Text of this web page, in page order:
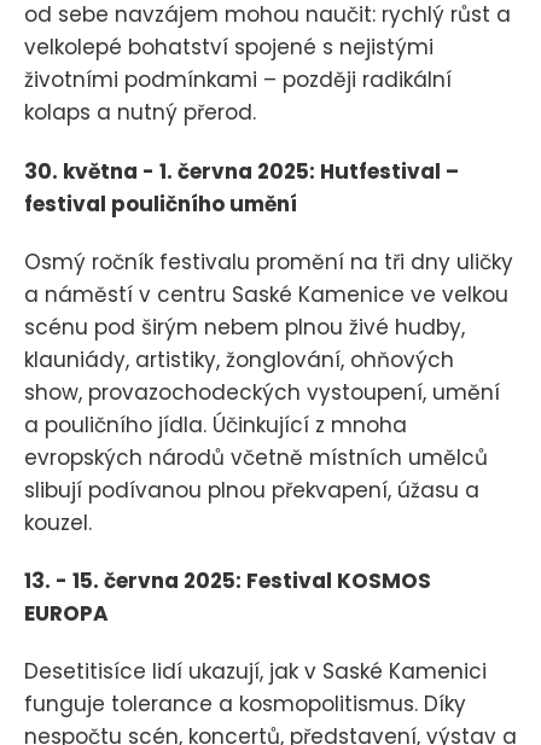
od sebe navzájem mohou naučit: rychlý růst a
velkolepé bohatství spojené s nejistými
životními podmínkami – později radikální
kolaps a nutný přerod.
30. května - 1. června 2025: Hutfestival –
festival pouličního umění
Osmý ročník festivalu promění na tři dny uličky
a náměstí v centru Saské Kamenice ve velkou
scénu pod širým nebem plnou živé hudby,
klauniády, artistiky, žonglování, ohňových
show, provazochodeckých vystoupení, umění
a pouličního jídla. Účinkující z mnoha
evropských národů včetně místních umělců
slibují podívanou plnou překvapení, úžasu a
kouzel.
13. - 15. června 2025: Festival KOSMOS
EUROPA
Desetitisíce lidí ukazují, jak v Saské Kamenici
funguje tolerance a kosmopolitismus. Díky
nespočtu scén, koncertů, představení, výstav a